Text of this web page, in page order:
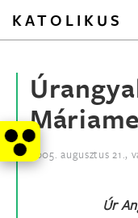
KATOLIKUS
2005. augusztus 21.,
Úr